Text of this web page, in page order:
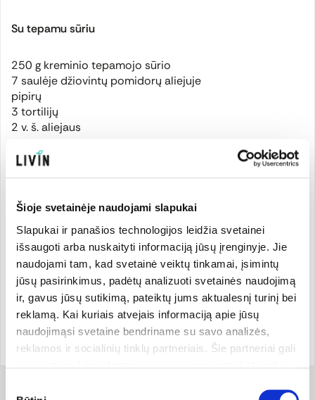
Šioje svetainėje naudojami slapukai
Slapukai ir panašios technologijos leidžia svetainei
išsaugoti arba nuskaityti informaciją jūsų įrenginyje. Jie
naudojami tam, kad svetainė veiktų tinkamai, įsimintų
jūsų pasirinkimus, padėtų analizuoti svetainės naudojimą
ir, gavus jūsų sutikimą, pateiktų jums aktualesnį turinį bei
reklamą. Kai kuriais atvejais informaciją apie jūsų
naudojimąsi svetaine bendriname su savo analizės,
reklamos ir socialinių tinklų partneriais. Šie partneriai gali
Su tepamu sūriu
250 g kreminio tepamojo sūrio
7 saulėje džiovintų pomidorų aliejuje
pipirų
3 tortilijų
2 v. š. aliejaus
1. Tortilijas ištepame aliejumi ir supjaustome į
ketvirtadalius.
aliejumi. Tortilijas sudedame į keksiukų formeles ir
suformuojame krepšelius. Dedame į orkaitę ir kepame 6
minutes 180ºC temperatūroje. Išimame iš orkaitės ir
atvėsiname.
3. Paruošiame įdarus. Kiekvieno varianto ingredientus
supjaustome ir sumaišome. Sudedame į paruoštus
tortilijų krepšelius ir patiekiame.
Receptas@wise_taste.
Receptui